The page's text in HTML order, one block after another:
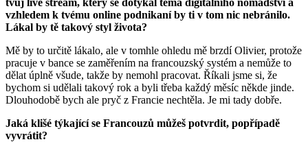
vzhledem k tvému online podnikaní by ti v tom nic nebránilo.
Lákal by tě takový styl života?
Mě by to určitě lákalo, ale v tomhle ohledu mě brzdí Olivier, protože
pracuje v bance se zaměřením na francouzský systém a nemůže to
dělat úplně všude, takže by nemohl pracovat. Říkali jsme si, že
bychom si udělali takový rok a byli třeba každý měsíc někde jinde.
Dlouhodobě bych ale pryč z Francie nechtěla. Je mi tady dobře.
Jaká klišé týkající se Francouzů můžeš potvrdit, popřípadě
vyvrátit?